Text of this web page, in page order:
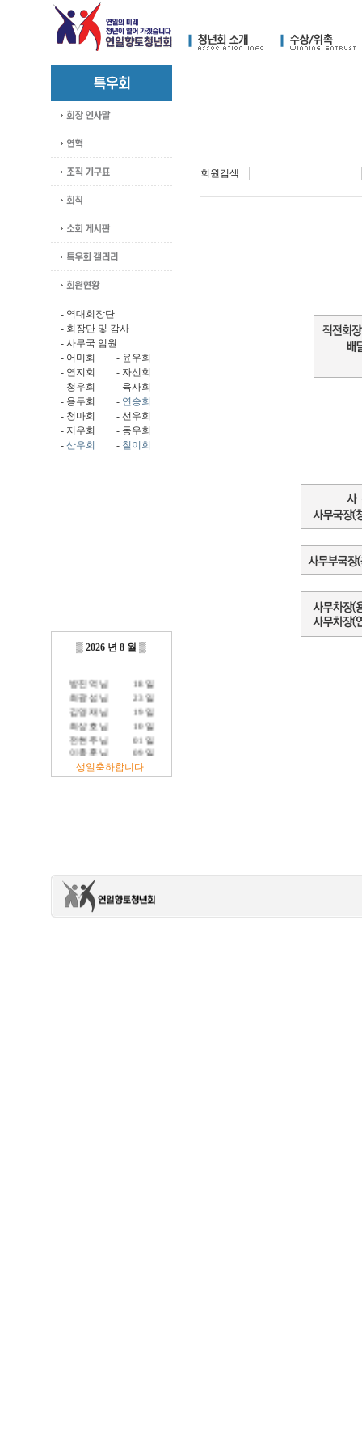
- 역대회장단
- 회장단 및 감사
- 사무국 임원
- 어미회 - 윤우회
- 연지회 - 자선회
- 청우회 - 육사회
- 용두회 - 연송회
- 청마회
- 선우회
- 지우회
- 동우회
- 산우회 -칠이회
▒ 2026 년 8 월 ▒
방진억 님
18 일
최광섭 님
23 일
김영재 님
19 일
최상호 님
10 일
전현주 님
01 일
이충훈 님
09 일
정충교 님
17 일
생일축하합니다.
회원검색 :